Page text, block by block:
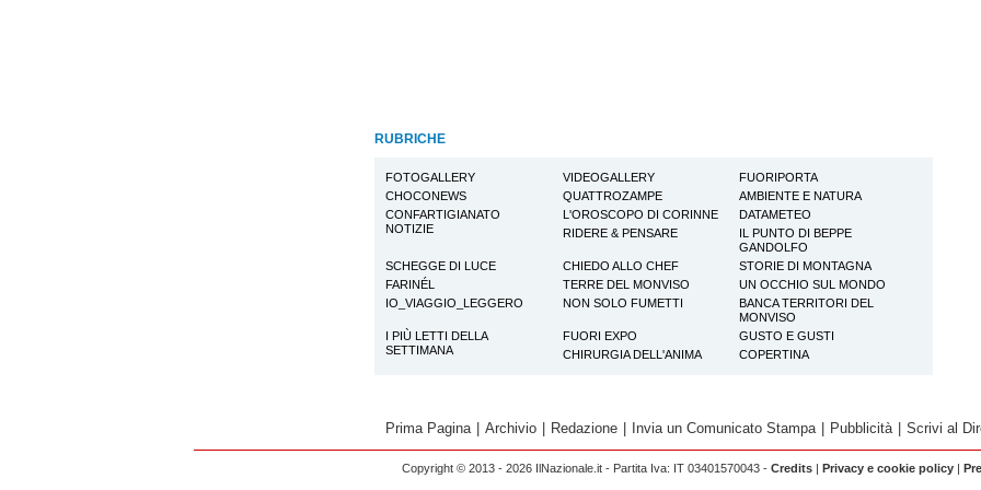
RUBRICHE
FOTOGALLERY VIDEOGALLERY
FUORIPORTA
CHOCONEWS
QUATTROZAMPE
AMBIENTE E NATURA
CONFARTIGIANATO
NOTIZIE
L'OROSCOPO DI CORINNE
DATAMETEO
RIDERE & PENSARE
IL PUNTO DI BEPPE
GANDOLFO
SCHEGGE DI LUCE
CHIEDO ALLO CHEF
STORIE DI MONTAGNA
FARINÉL
TERRE DEL MONVISO
UN OCCHIO SUL MONDO
IO_VIAGGIO_LEGGERO
NON SOLO FUMETTI
BANCA TERRITORI DEL
MONVISO
I PIÙ LETTI DELLA
SETTIMANA
FUORI EXPO
GUSTO E GUSTI
CHIRURGIA DELL'ANIMA
COPERTINA
Prima Pagina | Archivio | Redazione | Invia un Comunicato Stampa | Pubblicità | Scrivi al
Copyright © 2013 - 2026 IlNazionale.it - Partita Iva: IT 03401570043 - Credits | Privacy e cookie policy |